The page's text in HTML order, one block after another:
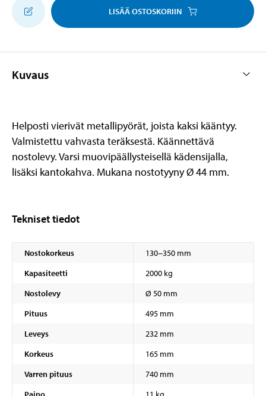
LISÄÄ OSTOSKORIIN
Kuvaus
Helposti vierivät metallipyörät, joista kaksi kääntyy.
Valmistettu vahvasta teräksestä. Käännettävä
nostolevy. Varsi muovipäällysteisellä kädensijalla,
lisäksi kantokahva. Mukana nostotyyny Ø 44 mm.
Tekniset tiedot
Nostokorkeus
130−350 mm
Kapasiteetti
2000 kg
Nostolevy
Ø 50 mm
Pituus
495 mm
Leveys
232 mm
Korkeus
165 mm
Varren pituus
740 mm